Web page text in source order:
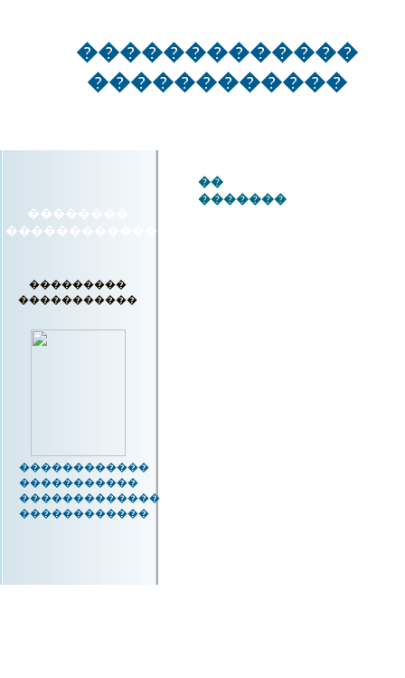
�������������
������������
��������
������������
���������
�����������
������������
�����������
�������������
������������
��
�������